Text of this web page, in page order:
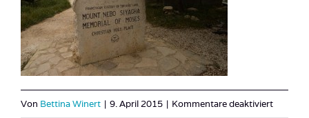
Von Bettina Winert | 9. April 2015 | Kommentare deaktiviertfür